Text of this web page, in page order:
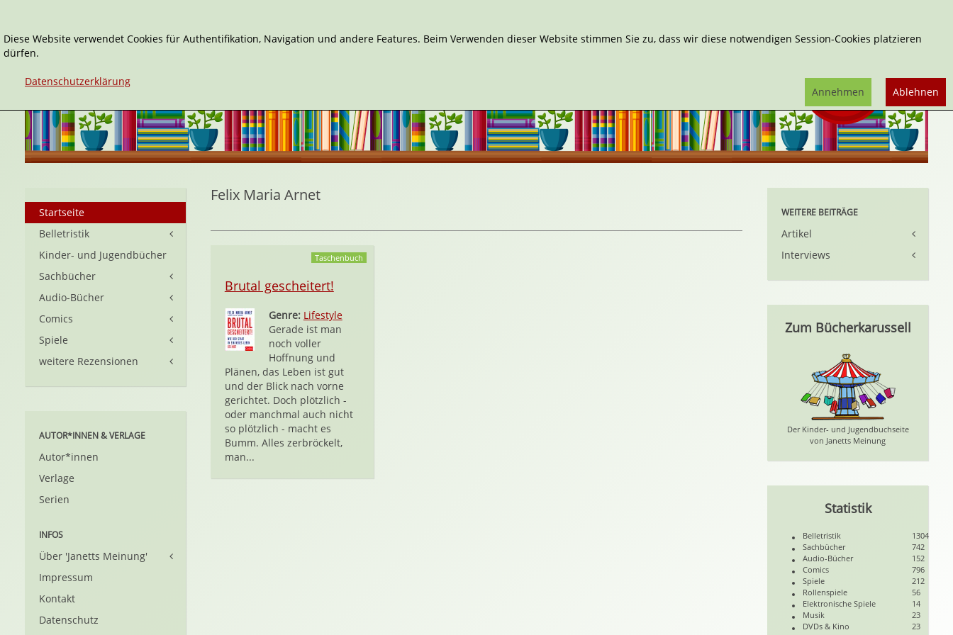
Felix Maria Arnet
Taschenbuch
Brutal gescheitert!
Genre: Lifestyle
Gerade ist man
noch voller
Hoffnung und
Plänen, das Leben ist gut
und der Blick nach vorne
gerichtet. Doch plötzlich -
oder manchmal auch nicht
so plötzlich - macht es
Bumm. Alles zerbröckelt,
man...
Startseite
Belletristik
Kinder- und Jugendbücher
Sachbücher
Audio-Bücher
Comics
Spiele
weitere Rezensionen
AUTOR*INNEN & VERLAGE
Autor*innen
Verlage
Serien
INFOS
Über 'Janetts Meinung'
Impressum
Kontakt
Datenschutz
WEITERE BEITRÄGE
Artikel
Interviews
Zum Bücherkarussell
Der Kinder- und Jugendbuchseite
von Janetts Meinung
Statistik
Belletristik
1304
Sachbücher
742
Audio-Bücher
152
Comics
796
Spiele
212
Rollenspiele
56
Elektronische Spiele
14
Musik
23
DVDs & Kino
23
Diese Website verwendet Cookies für Authentifikation, Navigation und andere Features. Beim Verwenden dieser Website stimmen Sie zu, dass wir diese notwendigen Session-Cookies platzieren
dürfen.
Datenschutzerklärung
Ablehnen
Annehmen